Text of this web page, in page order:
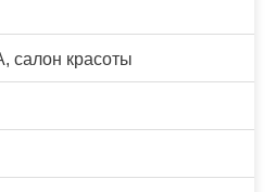
салон красоты